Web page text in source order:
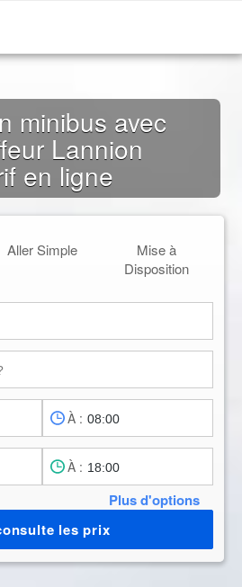
minibus avec
Lannion
en ligne
Aller Simple
Mise à
Disposition
À :
À :
Plus d'options
les prix